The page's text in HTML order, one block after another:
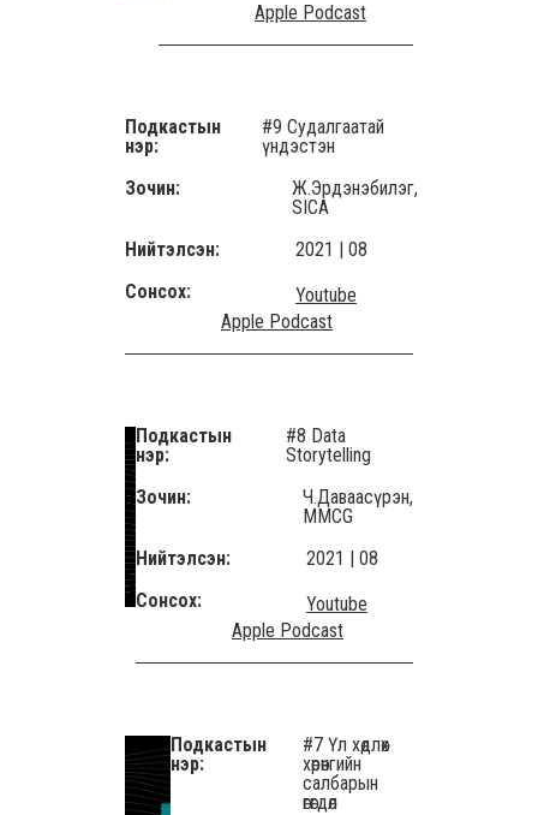
Apple Podcast
Подкастын
нэр:
#9 Судалгаатай
үндэстэн
Зочин:
Ж.Эрдэнэбилэг,
SICA
Нийтэлсэн:
2021 | 08
Сонсох:
Youtube
Apple Podcast
Подкастын
нэр:
#8 Data
Storytelling
Зочин:
Ч.Даваасүрэн,
MMCG
Нийтэлсэн:
2021 | 08
Сонсох:
Youtube
Apple Podcast
Подкастын
нэр:
#7 Үл хөдлөх
хөрөнгийн
салбарын
өгөгдөл